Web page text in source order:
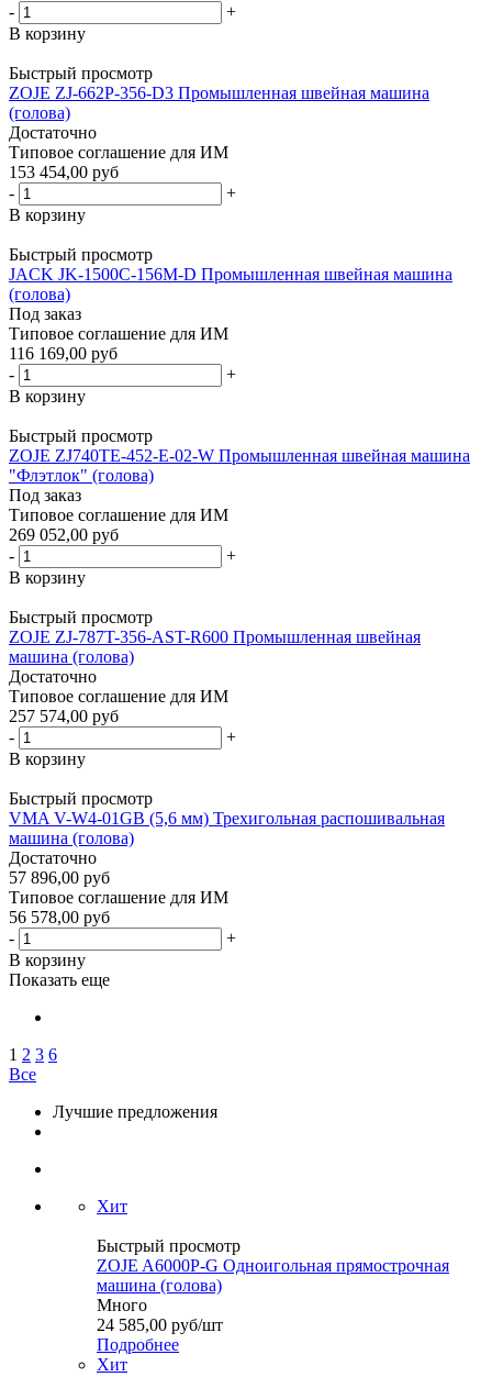
-
+
В корзину
Быстрый просмотр
ZOJE ZJ-662P-356-D3 Промышленная швейная машина
(голова)
Достаточно
Типовое соглашение для ИМ
153 454,00 руб
-
+
В корзину
Быстрый просмотр
JACK JK-1500C-156M-D Промышленная швейная машина
(голова)
Под заказ
Типовое соглашение для ИМ
116 169,00 руб
-
+
В корзину
Быстрый просмотр
ZOJE ZJ740TE-452-E-02-W Промышленная швейная машина
"Флэтлок" (голова)
Под заказ
Типовое соглашение для ИМ
269 052,00 руб
-
+
В корзину
Быстрый просмотр
ZOJE ZJ-787T-356-AST-R600 Промышленная швейная
машина (голова)
Достаточно
Типовое соглашение для ИМ
257 574,00 руб
-
+
В корзину
Быстрый просмотр
VMA V-W4-01GB (5,6 мм) Трехигольная распошивальная
машина (голова)
Достаточно
57 896,00 руб
Типовое соглашение для ИМ
56 578,00 руб
-
+
В корзину
Показать еще
1 2 3 6
Все
Лучшие предложения
Хит
Быстрый просмотр
ZOJE A6000P-G Одноигольная прямострочная
машина (голова)
Много
24 585,00 руб/шт
Подробнее
Хит